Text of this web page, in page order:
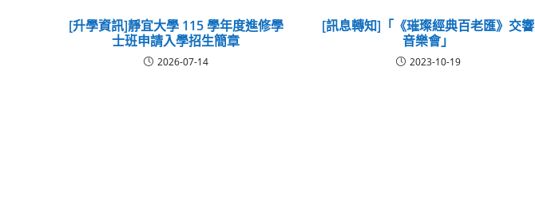
[升學資訊]靜宜大學 115 學年度進修學
士班申請入學招生簡章
2026-07-14
[訊息轉知]「《璀璨經典百老匯》交響
音樂會」
2023-10-19